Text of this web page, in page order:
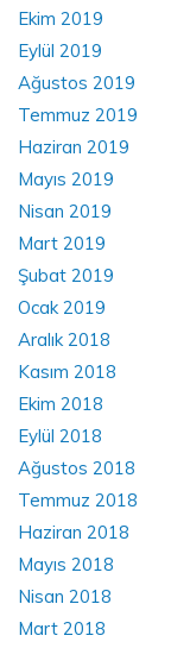
Ekim 2019
Eylül 2019
Ağustos 2019
Temmuz 2019
Haziran 2019
Mayıs 2019
Nisan 2019
Mart 2019
Şubat 2019
Ocak 2019
Aralık 2018
Kasım 2018
Ekim 2018
Eylül 2018
Ağustos 2018
Temmuz 2018
Haziran 2018
Mayıs 2018
Nisan 2018
Mart 2018